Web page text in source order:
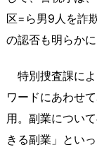
区=ら男9人を詐
の認否も明らかに
特別捜査課に
ワードにあわせ
用。副業につい
きる副業」とい